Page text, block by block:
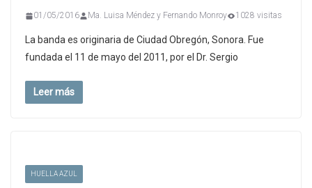
01/05/2016 Ma. Luisa Méndez y Fernando Monroy 1028 visitas
La banda es originaria de Ciudad Obregón, Sonora. Fue
fundada el 11 de mayo del 2011, por el Dr. Sergio
Leer más
HUELLA AZUL